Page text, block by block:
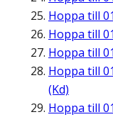
Hoppa till
Hoppa till
Hoppa till
Hoppa till
(Kd)
Hoppa till